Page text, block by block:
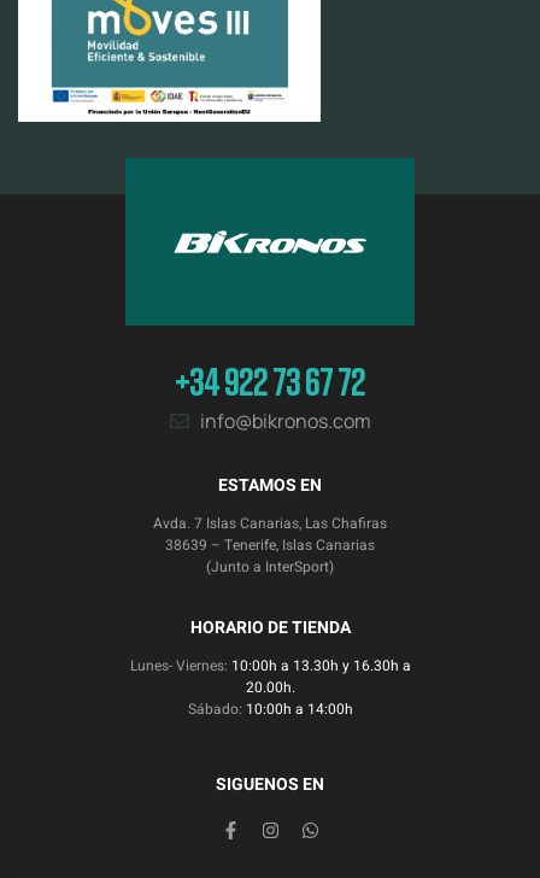
+34 922 73 67 72
info@bikronos.com
ESTAMOS EN
Avda. 7 Islas Canarias, Las Chafiras
38639 – Tenerife, Islas Canarias
(Junto a InterSport)
HORARIO DE TIENDA
Lunes- Viernes: 10:00h a 13.30h y 16.30h a
20.00h.
Sábado: 10:00h a 14:00h
SIGUENOS EN